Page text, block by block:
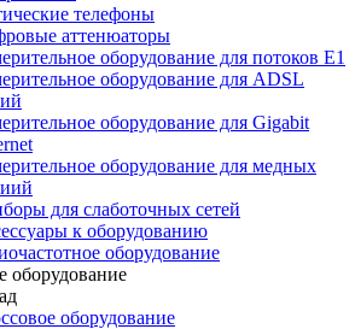
телефоны
аттенюаторы
оборудование для потоков Е1
оборудование для ADSL
оборудование для Gigabit
оборудование для медных
для слаботочных сетей
к оборудованию
оборудование
оборудование
оборудование